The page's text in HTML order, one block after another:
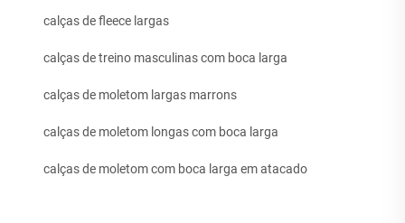
calças de fleece largas
calças de treino masculinas com boca larga
calças de moletom largas marrons
calças de moletom longas com boca larga
calças de moletom com boca larga em atacado